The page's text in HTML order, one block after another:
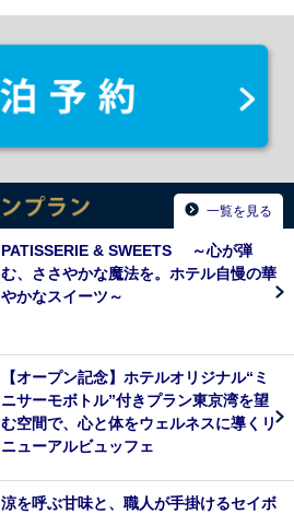
一覧を見る
PATISSERIE & SWEETS ～心が弾
む、ささやかな魔法を。ホテル自慢の華
やかなスイーツ～
【オープン記念】ホテルオリジナル“ミ
ニサーモボトル”付きプラン東京湾を望
む空間で、心と体をウェルネスに導くリ
ニューアルビュッフェ
涼を呼ぶ甘味と、職人が手掛けるセイボ